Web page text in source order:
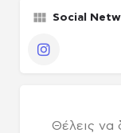
Social
Θέλεις να